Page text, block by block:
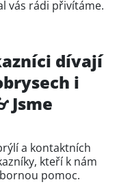
vás rádi přivítáme.
dívají
i
Jsme
a kontaktních
kteří k nám
pomoc.